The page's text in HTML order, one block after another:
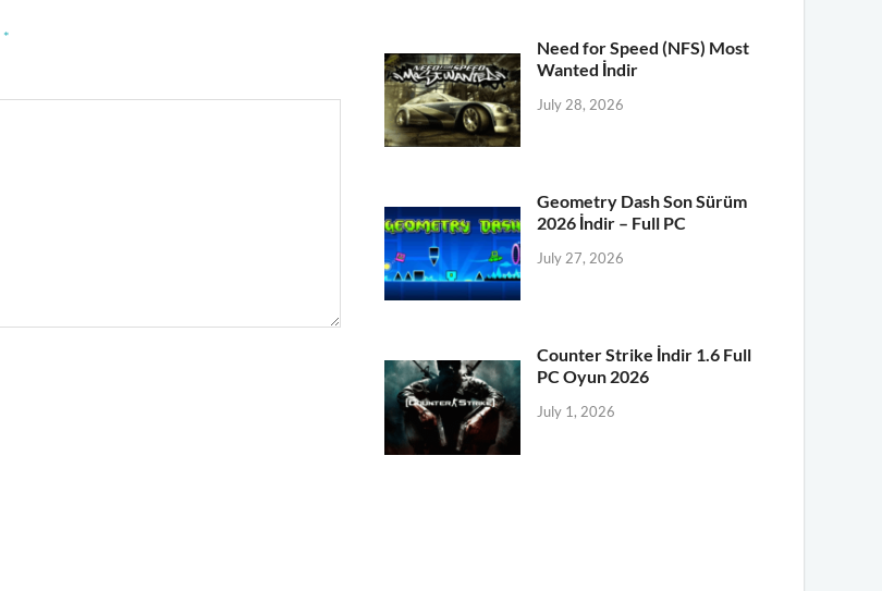
*
Need for Speed (NFS) Most
Wanted İndir
July 28, 2026
Geometry Dash Son Sürüm
2026 İndir – Full PC
July 27, 2026
Counter Strike İndir 1.6 Full
PC Oyun 2026
July 1, 2026